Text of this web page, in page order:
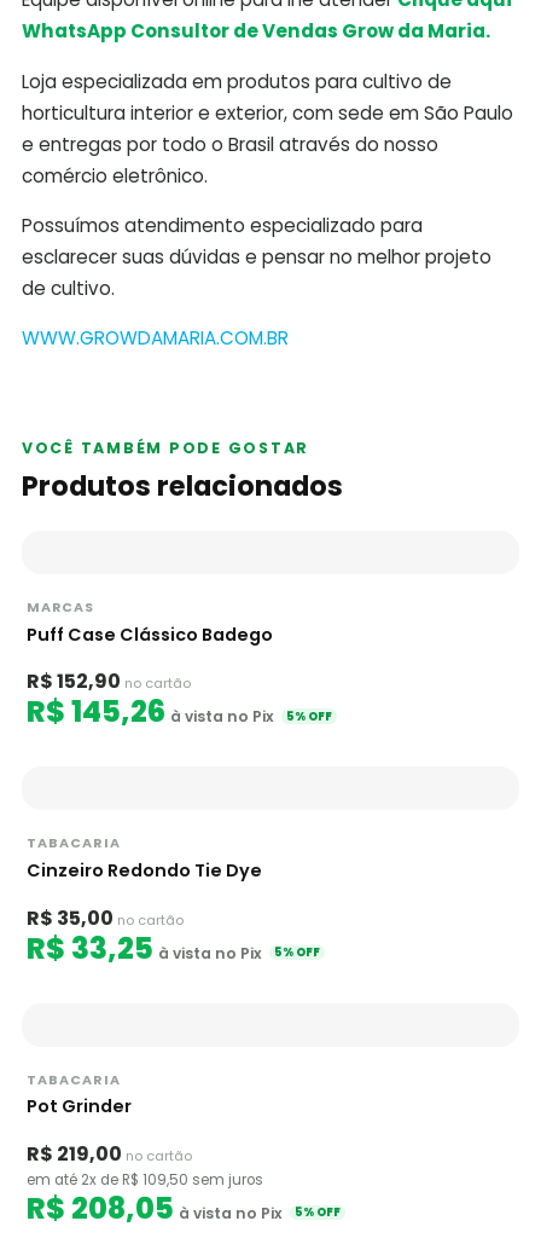
WhatsApp Consultor de Vendas Grow da Maria.
Loja especializada em produtos para cultivo de
horticultura interior e exterior, com sede em São Paulo
e entregas por todo o Brasil através do nosso
comércio eletrônico.
Possuímos atendimento especializado para
esclarecer suas dúvidas e pensar no melhor projeto
de cultivo.
WWW.GROWDAMARIA.COM.BR
VOCÊ TAMBÉM PODE GOSTAR
Produtos relacionados
MARCAS
Puff Case Clássico Badego
R$ 152,90 no cartão
R$ 145,26 à vista no Pix 5% OFF
TABACARIA
Cinzeiro Redondo Tie Dye
R$ 35,00 no cartão
R$ 33,25 à vista no Pix 5% OFF
TABACARIA
Pot Grinder
R$ 219,00 no cartão
em até 2x de R$ 109,50 sem juros
R$ 208,05 à vista no Pix 5% OFF